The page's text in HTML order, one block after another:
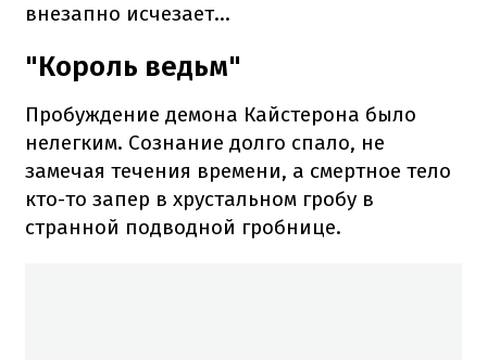
внезапно исчезает...
"Король ведьм"
Пробуждение демона Кайстерона было
нелегким. Сознание долго спало, не
замечая течения времени, а смертное тело
кто-то запер в хрустальном гробу в
странной подводной гробнице.